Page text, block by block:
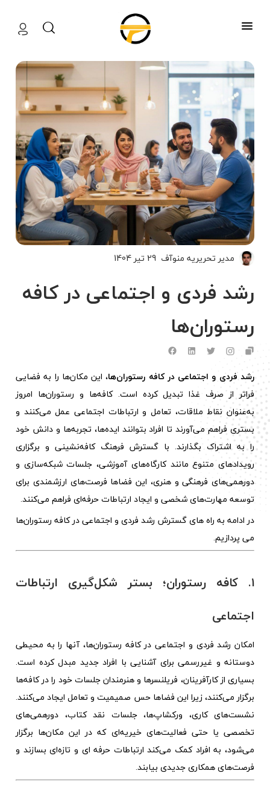
مدیر تحریریه منوآف 29 تیر 1404
رشد فردی و اجتماعی در کافه‌
رستوران‌ها
رشد فردی و اجتماعی در کافه‌ رستوران‌ها، این مکان‌ها را به فضایی
فراتر از صرف غذا تبدیل کرده است. کافه‌ها و رستوران‌ها امروز
به‌عنوان نقاط ملاقات، تعامل و ارتباطات اجتماعی عمل می‌کنند و
بستری فراهم می‌آورند تا افراد بتوانند ایده‌ها، تجربه‌ها و دانش خود
را به اشتراک بگذارند. با گسترش فرهنگ کافه‌نشینی و برگزاری
رویدادهای متنوع مانند کارگاه‌های آموزشی، جلسات شبکه‌سازی و
دورهمی‌های فرهنگی و هنری، این فضاها فرصت‌های ارزشمندی برای
توسعه مهارت‌های شخصی و ایجاد ارتباطات حرفه‌ای فراهم می‌کنند.
در ادامه به راه های گسترش رشد فردی و اجتماعی در کافه‌ رستوران‌ها
می پردازیم.
۱. کافه‌ رستوران؛ بستر شکل‌گیری ارتباطات
اجتماعی
امکان رشد فردی و اجتماعی در کافه‌ رستوران‌ها، آنها را به محیطی
دوستانه و غیررسمی برای آشنایی با افراد جدید مبدل کرده است.
بسیاری از کارآفرینان، فریلنسرها و هنرمندان جلسات خود را در کافه‌ها
برگزار می‌کنند، زیرا این فضاها حس صمیمیت و تعامل ایجاد می‌کنند.
نشست‌های کاری، ورکشاپ‌ها، جلسات نقد کتاب، دورهمی‌های
تخصصی یا حتی فعالیت‌های خیریه‌ای که در این مکان‌ها برگزار
می‌شود، به افراد کمک می‌کند ارتباطات حرفه ای و تازه‌ای بسازند و
فرصت‌های همکاری جدیدی بیابند.